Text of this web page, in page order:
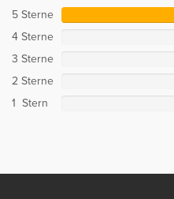
5 Sterne
4 Sterne
3 Sterne
2 Sterne
1 Stern